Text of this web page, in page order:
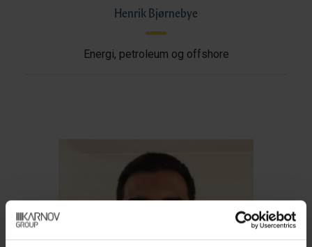
Henrik Bjørnebye
Energi, petroleum og offshore